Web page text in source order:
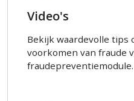
Video's
Bekijk waardevolle tips
voorkomen van fraude
fraudepreventiemodule.